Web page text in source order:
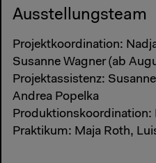
Ausstellungsteam
Projektkoordination:
Susanne Wagner (ab
Projektassistenz:
Andrea Popelka
Produktionskoordination:
Praktikum: Maja Roth,